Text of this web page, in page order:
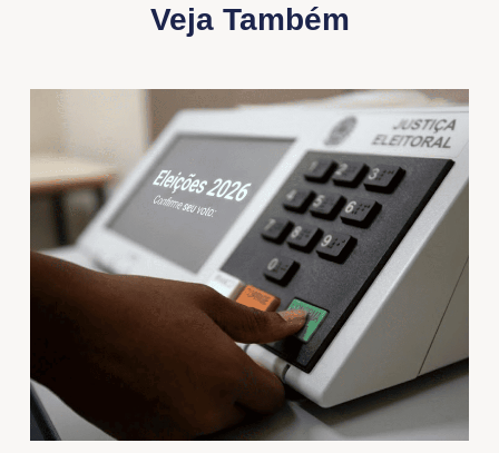
Veja Também